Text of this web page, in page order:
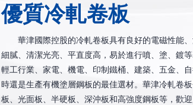
優質冷軋卷板
華津國際控股的冷軋卷板具有良好的電磁性能、
細膩、清潔光亮、平直度高，易於進行噴、塗、鍍
輕工行業、家電、機電、印制鐵桶、建築、五金、
時還是生產有機塗層鋼板的最佳選材。華津冷軋卷
板、光面板、半硬板、深沖板和高強度鋼板等，歡迎